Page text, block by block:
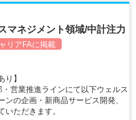
マネジメント領域/中計注力
リアFAに掲載
り】
営業推進ラインにて以下ウェルス
の企画・新商品サービス開発、
ただきます。